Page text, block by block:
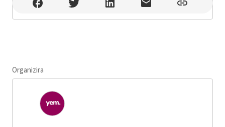
Tvornica Kulture , Zagreb , Šubićeva 2
Organizira